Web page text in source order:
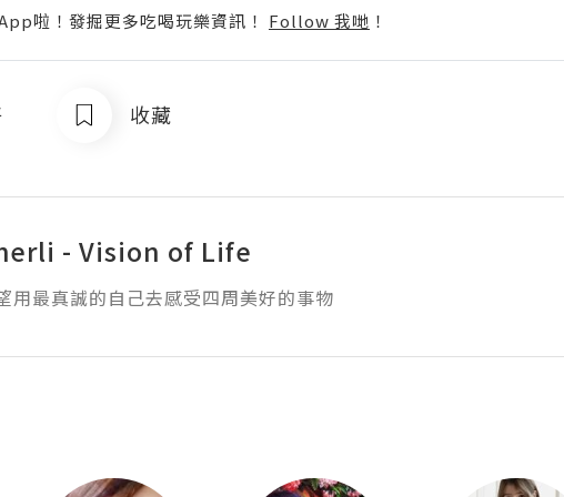
啦！發掘更多吃喝玩樂資訊！ Follow 我哋 ！
收藏
- Vision of Life
用最真誠的自己去感受四周美好的事物